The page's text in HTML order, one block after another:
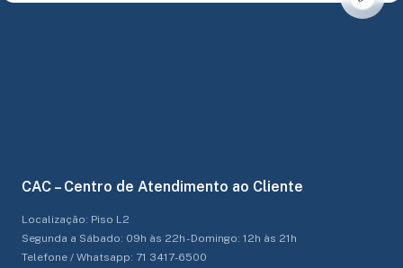
CAC – Centro de Atendimento ao Cliente
Localização: Piso L2
Segunda a Sábado: 09h às 22h - Domingo: 12h às 21h
Telefone / Whatsapp: 71 3417-6500